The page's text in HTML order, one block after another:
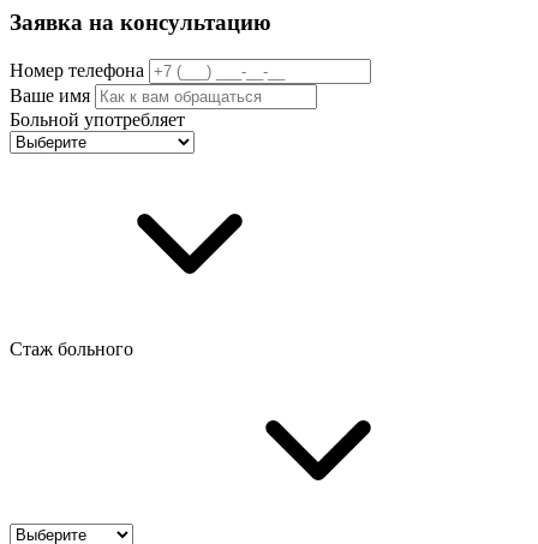
Заявка на консультацию
Номер телефона
Ваше имя
Больной употребляет
Стаж больного